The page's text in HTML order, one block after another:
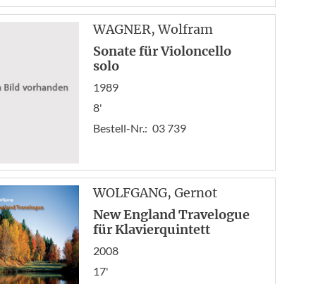
WAGNER, Wolfram
Sonate für Violoncello
solo
1989
8'
Bestell-Nr.: 03 739
WOLFGANG, Gernot
New England Travelogue
für Klavierquintett
2008
17'